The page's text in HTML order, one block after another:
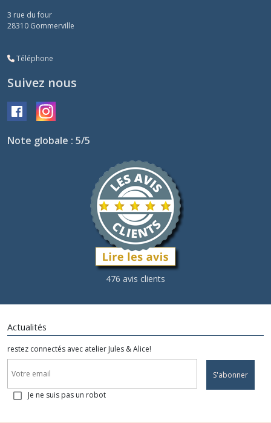
3 rue du four
28310 Gommerville
Téléphone
Suivez nous
Note globale : 5/5
476 avis clients
Actualités
restez connectés avec atelier Jules & Alice!
S'abonner
Je ne suis pas un robot